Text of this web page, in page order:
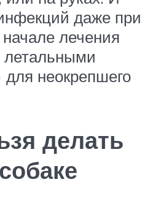
даже при
лечения
летальными
неокрепшего
делать